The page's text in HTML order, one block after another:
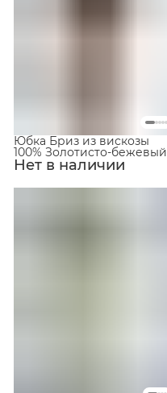
Нет в наличии
Юбка Бриз из вискозы
100% Золотисто-бежевый